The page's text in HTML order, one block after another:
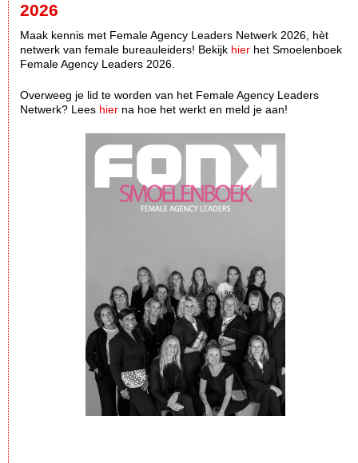
2026
Maak kennis met Female Agency Leaders Netwerk 2026, hèt
netwerk van female bureauleiders! Bekijk hier het Smoelenboek
Female Agency Leaders 2026.
Overweeg je lid te worden van het Female Agency Leaders
Netwerk? Lees hier na hoe het werkt en meld je aan!